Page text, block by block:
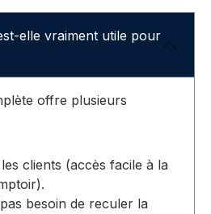
elle vraiment utile pour
offre plusieurs
clients (accès facile à la
besoin de reculer la